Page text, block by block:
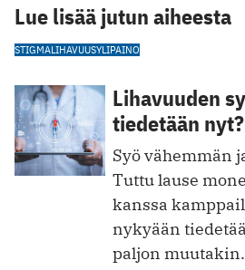
Lue lisää jutun aiheesta
STIGMALIHAVUUSYLIPAINO
Lihavuuden
tiedetään nyt?
Syö vähemmän
Tuttu lause
kanssa
nykyään
paljon muutakin.